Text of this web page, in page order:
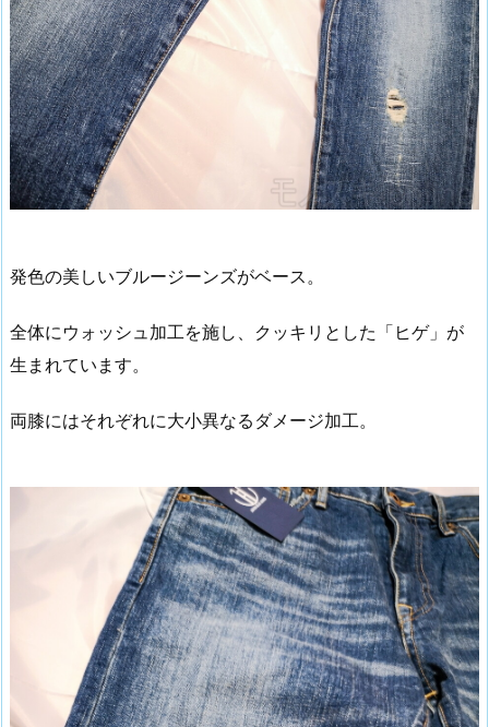
発色の美しいブルージーンズがベース。
全体にウォッシュ加工を施し、クッキリとした「ヒゲ」が
生まれています。
両膝にはそれぞれに大小異なるダメージ加工。